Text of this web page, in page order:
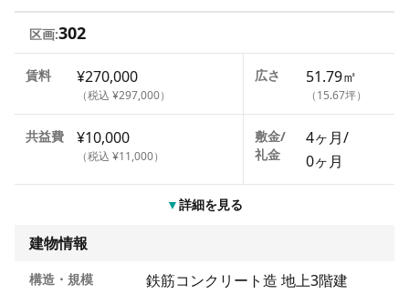
区画:302
賃料 ¥270,000
（税込 ¥297,000）
広さ 51.79㎡
（15.67坪）
共益費 ¥10,000
（税込 ¥11,000）
敷金/
礼金
4ヶ月/
0ヶ月
▼詳細を見る
建物情報
構造・規模 鉄筋コンクリート造 地上3階建